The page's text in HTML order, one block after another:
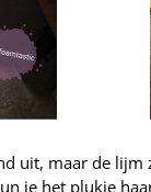
uit, maar de
je het plukje